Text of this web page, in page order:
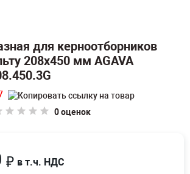
для керноотборников
208х450 мм AGAVA
0 оценок
₽ в т.ч. НДС